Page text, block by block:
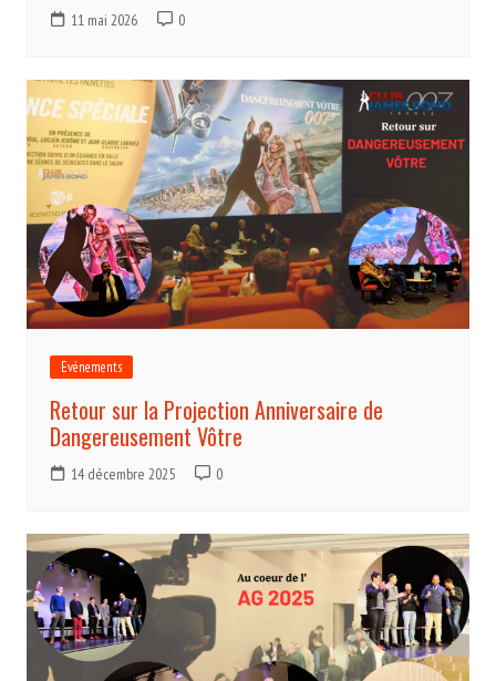
11 mai 2026 0
Evénements
Retour sur la Projection Anniversaire de
Dangereusement Vôtre
14 décembre 2025 0